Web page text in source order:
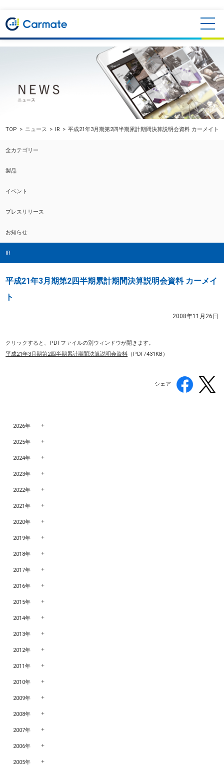
TOP ニュース IR 平成21年3月期第2四半期累計期間決算説明会資料 カーメイト
全カテゴリー
製品
イベント
プレスリリース
お知らせ
IR
平成21年3月期第2四半期累計期間決算説明会資料 カーメイ
ト
2008年11月26日
クリックすると、PDFファイルの別ウィンドウが開きます。
平成21年3月期第2四半期累計期間決算説明会資料 （PDF/431KB）
シェア
2026年
2025年
2024年
2023年
2022年
2021年
2020年
2019年
2018年
2017年
2016年
2015年
2014年
2013年
2012年
2011年
2010年
2009年
2008年
2007年
2006年
2005年